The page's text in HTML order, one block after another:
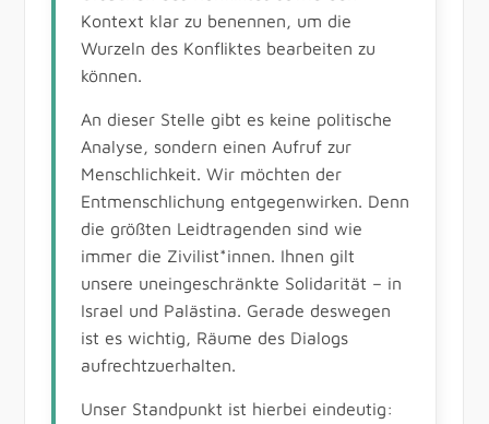
Kontext klar zu benennen, um die
Wurzeln des Konfliktes bearbeiten zu
können.
An dieser Stelle gibt es keine politische
Analyse, sondern einen Aufruf zur
Menschlichkeit. Wir möchten der
Entmenschlichung entgegenwirken. Denn
die größten Leidtragenden sind wie
immer die Zivilist*innen. Ihnen gilt
unsere uneingeschränkte Solidarität – in
Israel und Palästina. Gerade deswegen
ist es wichtig, Räume des Dialogs
aufrechtzuerhalten.
Unser Standpunkt ist hierbei eindeutig: